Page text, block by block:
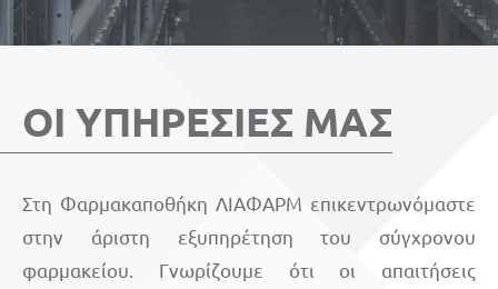
ΟΙ ΥΠΗΡΕΣΙΕΣ ΜΑΣ
Στη Φαρμακαποθήκη ΛΙΑΦΑΡΜ επικεντρωνόμαστε
στην άριστη εξυπηρέτηση του σύγχρονου
φαρμακείου. Γνωρίζουμε ότι οι απαιτήσεις